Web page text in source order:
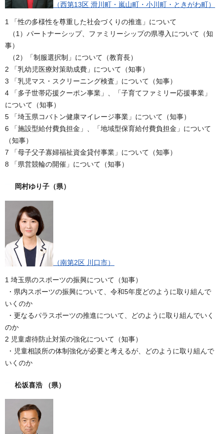
（西第13区 滑川町・嵐山町・小川町・ときがわ町）
1 「性の多様性を尊重した社会づくりの推進」について
（1）パートナーシップ、ファミリーシップの県導入について（知
事）
（2）「制服選択制」について（教育長）
2 「乳幼児医療対策助成費」について（知事）
3 「乳児マス・スクリーニング検査」について（知事）
4 「多子世帯応援クーポン事業」、「子育てファミリー応援事業」
について（知事）
5 「埼玉県コバトン健康マイレージ事業」について（知事）
6 「施設型給付費負担金」、「地域型保育給付費負担金」について
（知事）
7 「母子父子寡婦福祉資金貸付事業」について（知事）
8 「県営競輪の開催」について（知事）
岡村ゆり子 （県）
（南第2区 川口市）
1 埼玉県のスポーツの振興について（知事）
・県内スポーツの振興について、令和5年度どのように取り組んで
いくのか
・更なるパラスポーツの推進について、どのように取り組んでいく
のか
2 児童虐待防止対策の強化について（知事）
・児童相談所の体制強化が必要と考えるが、どのように取り組んで
いくのか
松坂喜浩 （県）